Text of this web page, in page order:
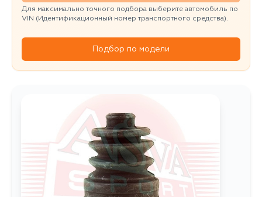
Для максимально точного подбора выберите автомобиль по
VIN (Идентификационный номер транспортного средства).
Подбор по модели